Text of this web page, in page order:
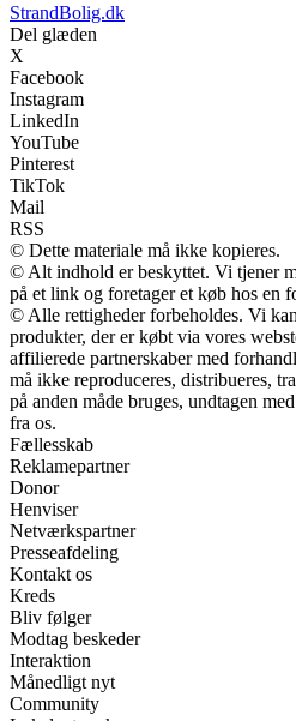
StrandBolig.dk
Del glæden
X
Facebook
Instagram
LinkedIn
YouTube
Pinterest
TikTok
Mail
RSS
© Dette materiale må ikke kopieres.
© Alt indhold er beskyttet. Vi tjener
på et link og foretager et køb hos en
© Alle rettigheder forbeholdes. Vi
produkter, der er købt via vores
affilierede partnerskaber med
må ikke reproduceres, distribueres,
på anden måde bruges, undtagen
fra os.
Fællesskab
Reklamepartner
Donor
Henviser
Netværkspartner
Presseafdeling
Kontakt os
Kreds
Bliv følger
Modtag beskeder
Interaktion
Månedligt nyt
Community